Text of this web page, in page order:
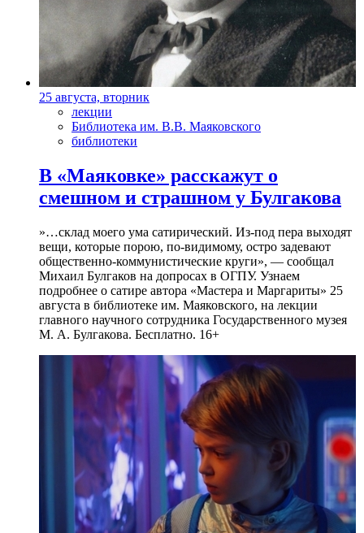
25 августа, вторник
лекции
Библиотека им. В.В. Маяковского
библиотеки
В «Маяковке» расскажут о
смешном и страшном у Булгакова
»…склад моего ума сатирический. Из-под пера выходят
вещи, которые порою, по-видимому, остро задевают
общественно-коммунистические круги», — сообщал
Михаил Булгаков на допросах в ОГПУ. Узнаем
подробнее о сатире автора «Мастера и Маргариты» 25
августа в библиотеке им. Маяковского, на лекции
главного научного сотрудника Государственного музея
М. А. Булгакова. Бесплатно. 16+